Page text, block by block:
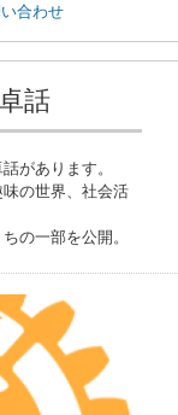
合わせ
話
があります。
の世界、社会活
の一部を公開。